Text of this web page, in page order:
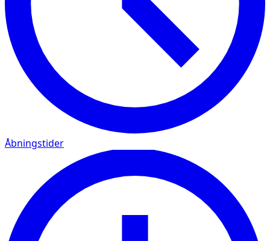
Åbningstider